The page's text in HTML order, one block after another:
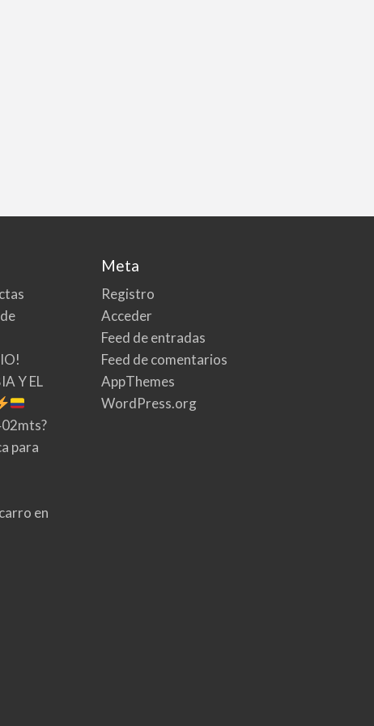
Y EL
para
en
Meta
Registro
Acceder
Feed de entradas
Feed de comentarios
AppThemes
WordPress.org